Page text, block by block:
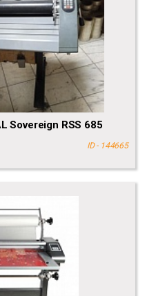
Sovereign RSS 685
ID - 144665